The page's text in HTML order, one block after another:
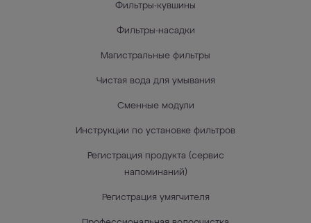
Фильтры-кувшины
Фильтры-насадки
Магистральные фильтры
Чистая вода для умывания
Сменные модули
Инструкции по установке фильтров
Регистрация продукта (сервис
напоминаний)
Регистрация умягчителя